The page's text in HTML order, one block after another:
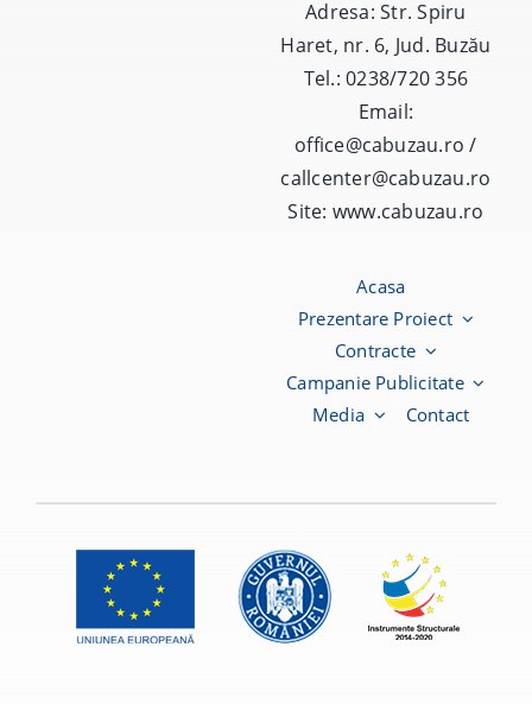
Adresa: Str. Spiru
Haret, nr. 6, Jud. Buzău
Tel.: 0238/720 356
Email:
office@cabuzau.ro /
callcenter@cabuzau.ro
Site: www.cabuzau.ro
Acasa
Prezentare Proiect
Contracte
Campanie Publicitate
Media
Contact